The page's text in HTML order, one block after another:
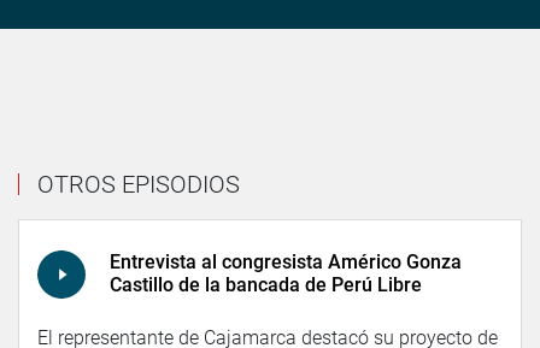
OTROS EPISODIOS
Entrevista al congresista Américo Gonza
Castillo de la bancada de Perú Libre
El representante de Cajamarca destacó su proyecto de